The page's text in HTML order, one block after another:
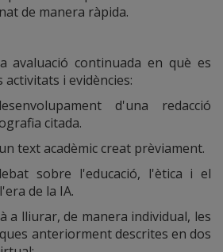
de manera ràpida.
avaluació continuada en què es
i evidències:
d'una redacció
citada.
text acadèmic creat prèviament.
sobre l'educació, l'ètica i el
de la IA.
a lliurar, de manera individual, les
anteriorment descrites en dos